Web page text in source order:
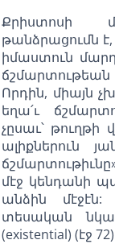
Քրիստոսի
թանձրացումն
իմաստուն
Որդին, միայն
եղա՛ւ
չըսաւ՝
ալիքներուն
մէջ կենդանի
անձին
տեսական
(existential) (էջ